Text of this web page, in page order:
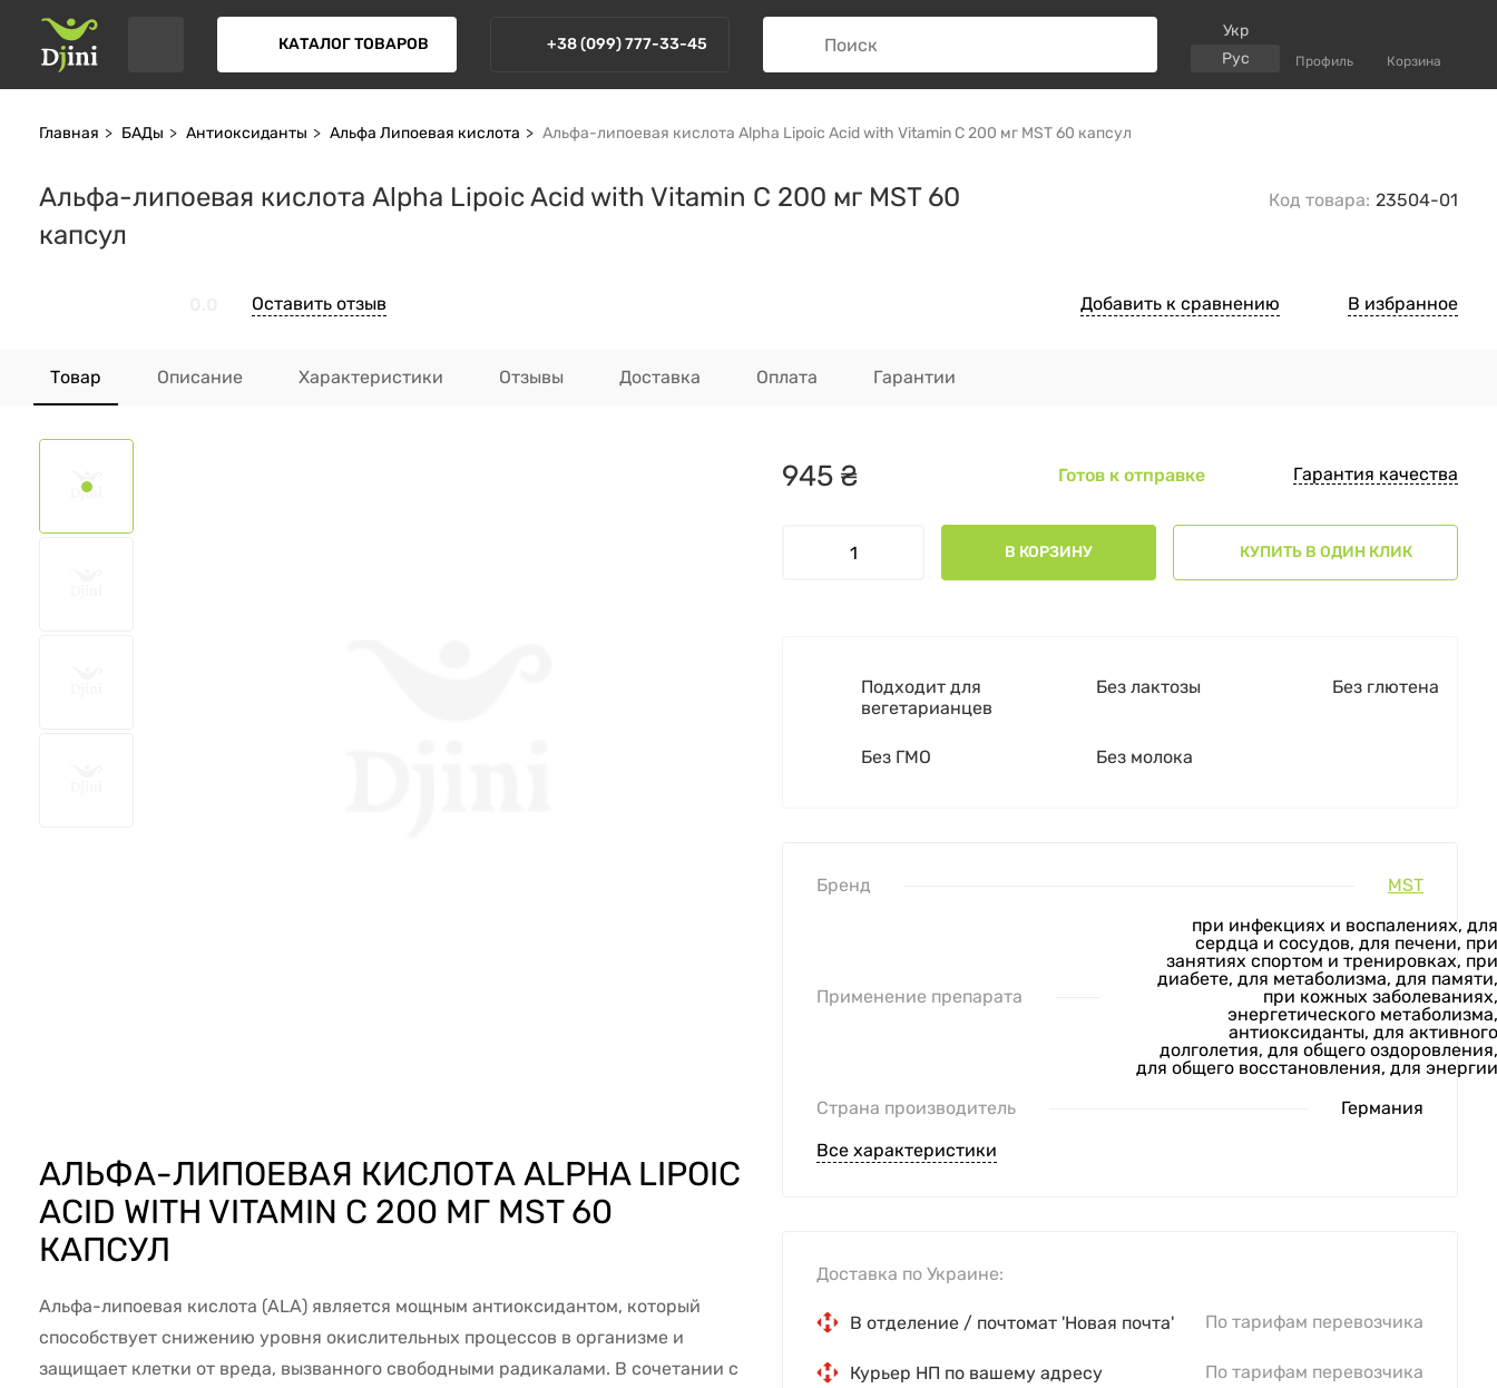
КАТАЛОГ ТОВАРОВ +38 (099) 777-33-45
Укр
Рус
Профиль Корзина
Главная БАДы Антиоксиданты Альфа Липоевая кислота Альфа-липоевая кислота Alpha Lipoic Acid with Vitamin C 200 мг MST 60 капсул
Альфа-липоевая кислота Alpha Lipoic Acid with Vitamin C 200 мг MST 60
капсул
Код товара: 23504-01
Оставить отзыв Добавить к сравнению В избранное
Товар Описание Характеристики Отзывы Доставка Оплата Гарантии
АЛЬФА-ЛИПОЕВАЯ КИСЛОТА ALPHA LIPOIC
ACID WITH VITAMIN C 200 МГ MST 60
КАПСУЛ
Альфа-липоевая кислота (ALA) является мощным антиоксидантом, который
способствует снижению уровня окислительных процессов в организме и
защищает клетки от вреда, вызванного свободными радикалами. В сочетании с
945 ₴ Готов к отправке Гарантия качества
В КОРЗИНУ КУПИТЬ В ОДИН КЛИК
Подходит для
вегетарианцев
Без лактозы Без глютена
Без ГМО Без молока
Доставка по Украине:
В отделение / почтомат 'Новая почта' По тарифам перевозчика
Курьер НП по вашему адресу По тарифам перевозчика
Бренд MST
Применение препарата
при инфекциях и воспалениях, для
сердца и сосудов, для печени, при
занятиях спортом и тренировках, при
диабете, для метаболизма, для памяти,
при кожных заболеваниях,
энергетического метаболизма,
антиоксиданты, для активного
долголетия, для общего оздоровления,
для общего восстановления, для энергии
Страна производитель
Германия
Все характеристики